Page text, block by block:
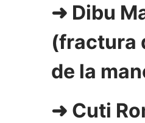
➜ Dibu
(fractura
de la
➜ Cuti